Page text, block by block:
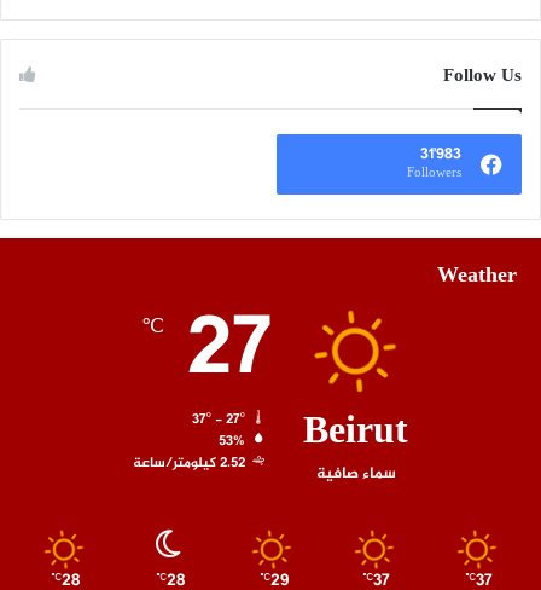
Follow Us
31٬983
Followers
Weather
Beirut
سماء صافية
27
℃
53%
2.52 كيلومتر/ساعة
37
℃
37
℃
29
℃
28
℃
28
℃